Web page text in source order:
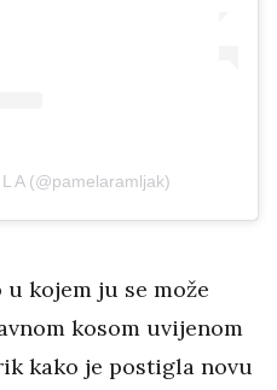
A (@pamelaramljak)
kojem ju se može
kosom uvijenom
kako je postigla novu